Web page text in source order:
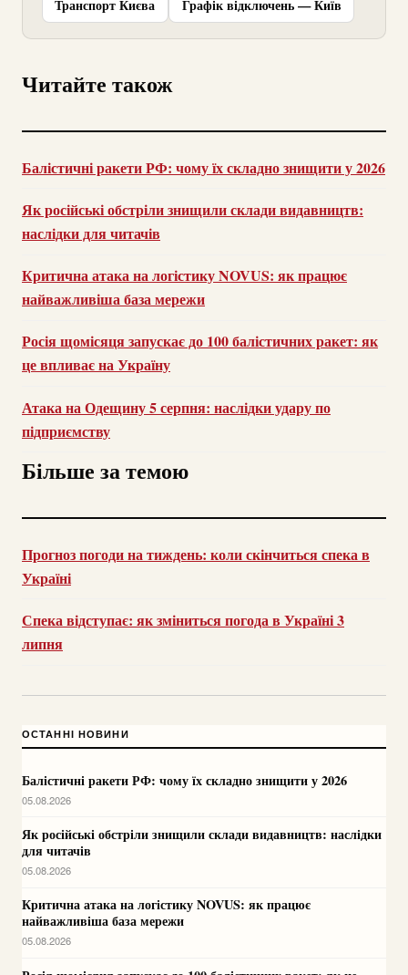
Транспорт Києва Графік відключень — Київ
Читайте також
Балістичні ракети РФ: чому їх складно знищити у 2026
Як російські обстріли знищили склади видавництв:
наслідки для читачів
Критична атака на логістику NOVUS: як працює
найважливіша база мережи
Росія щомісяця запускає до 100 балістичних ракет: як
це впливає на Україну
Атака на Одещину 5 серпня: наслідки удару по
підприємству
Більше за темою
Прогноз погоди на тиждень: коли скінчиться спека в
Україні
Спека відступає: як зміниться погода в Україні 3
липня
ОСТАННІ НОВИНИ
Балістичні ракети РФ: чому їх складно знищити у 2026
05.08.2026
Як російські обстріли знищили склади видавництв: наслідки
для читачів
05.08.2026
Критична атака на логістику NOVUS: як працює
найважливіша база мережи
05.08.2026